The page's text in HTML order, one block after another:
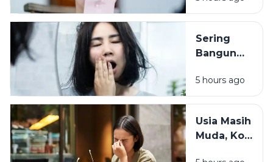
Cuaca, Ini
Kemungkinan
Penyebabnya
Sering
Bangun
Wajah
Kusam?
Periksa 7
Kebiasaan
5 hours ago
Usia Masih
Muda, Kok